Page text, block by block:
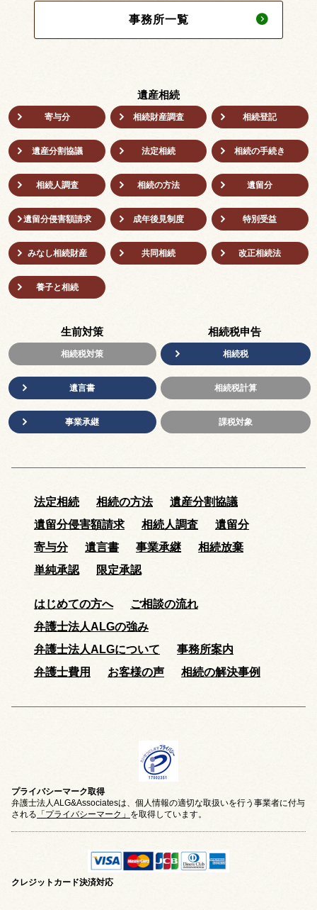
事務所一覧
遺産相続
寄与分 相続財産調査 相続登記
遺産分割協議 法定相続 相続の⼿続き
相続人調査 相続の方法 遺留分
遺留分侵害額請求 成年後⾒制度 特別受益
みなし相続財産 共同相続 改正相続法
養子と相続
生前対策
相続税対策
遺言書
事業承継
相続税申告
相続税
相続税計算
課税対象
法定相続 相続の方法
遺産分割協議
遺留分侵害額請求
相続人調査
遺留分
寄与分
遺言書 事業承継
相続放棄
単純承認
限定承認
はじめての方へ
ご相談の流れ
弁護士法人ALGの強み
弁護士法人ALGについて
事務所案内
弁護士費用
お客様の声 相続の解決事例
プライバシーマーク取得
弁護士法人ALG&Associatesは、個人情報の適切な取扱いを行う事業者に付与
される 「プライバシーマーク」 を取得しています。
クレジットカード決済対応